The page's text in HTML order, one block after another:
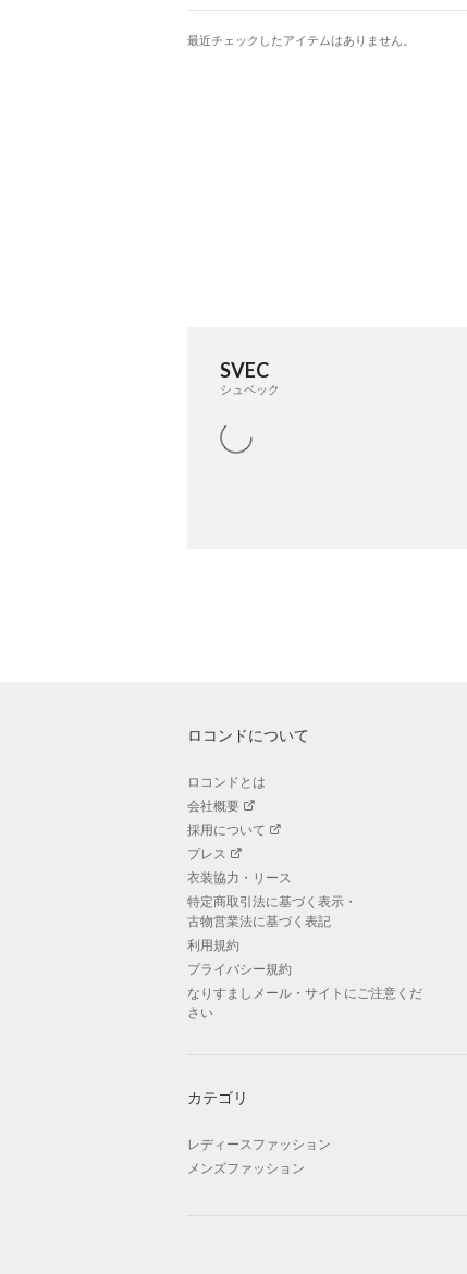
最近チェックしたアイテムはありません。
SVEC
シュベック
ロコンドについて
ロコンドとは
会社概要
採用について
プレス
衣装協力・リース
特定商取引法に基づく表示・
古物営業法に基づく表記
利用規約
プライバシー規約
なりすましメール・サイトにご注意くだ
さい
カテゴリ
レディースファッション
メンズファッション